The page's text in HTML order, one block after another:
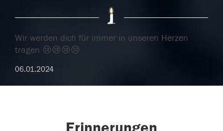
Wir werden dich für immer in unseren Herzen
tragen 😢😢😢😢
06.01.2024